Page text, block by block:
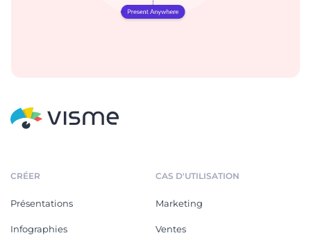
CRÉER
Présentations
Infographies
CAS D'UTILISATION
Marketing
Ventes